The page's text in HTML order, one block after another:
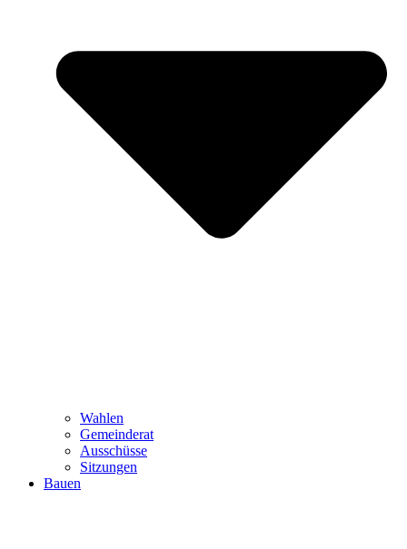
Wahlen
Gemeinderat
Ausschüsse
Sitzungen
Bauen